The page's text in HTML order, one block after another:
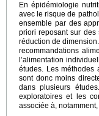
En épidémiologie
avec le risque de
ensemble par des
priori reposant sur des
réduction de
recommandations
l’alimentation
études. Les méthodes
sont donc moins
dans plusieurs
exploratoires et les
associée à,